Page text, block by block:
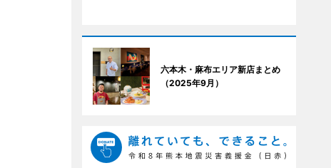
六本木・麻布エリア新店まとめ
（2025年9月）